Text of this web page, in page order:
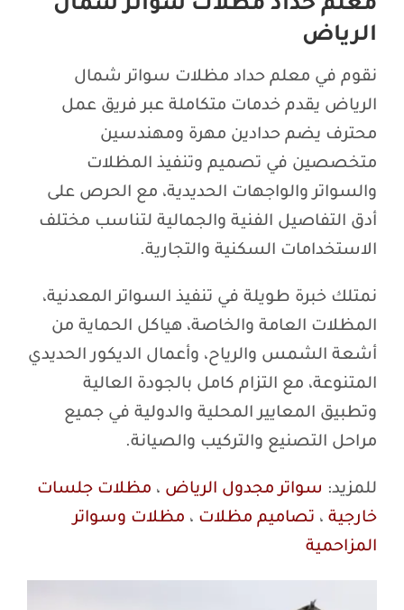
معلم حداد مظلات سواتر شمال
الرياض
نقوم في معلم حداد مظلات سواتر شمال
الرياض يقدم خدمات متكاملة عبر فريق عمل
محترف يضم حدادين مهرة ومهندسين
متخصصين في تصميم وتنفيذ المظلات
والسواتر والواجهات الحديدية، مع الحرص على
أدق التفاصيل الفنية والجمالية لتناسب مختلف
الاستخدامات السكنية والتجارية.
نمتلك خبرة طويلة في تنفيذ السواتر المعدنية،
المظلات العامة والخاصة، هياكل الحماية من
أشعة الشمس والرياح، وأعمال الديكور الحديدي
المتنوعة، مع التزام كامل بالجودة العالية
وتطبيق المعايير المحلية والدولية في جميع
مراحل التصنيع والتركيب والصيانة.
للمزيد: سواتر مجدول الرياض ، مظلات جلسات
خارجية ، تصاميم مظلات ، مظلات وسواتر
المزاحمية